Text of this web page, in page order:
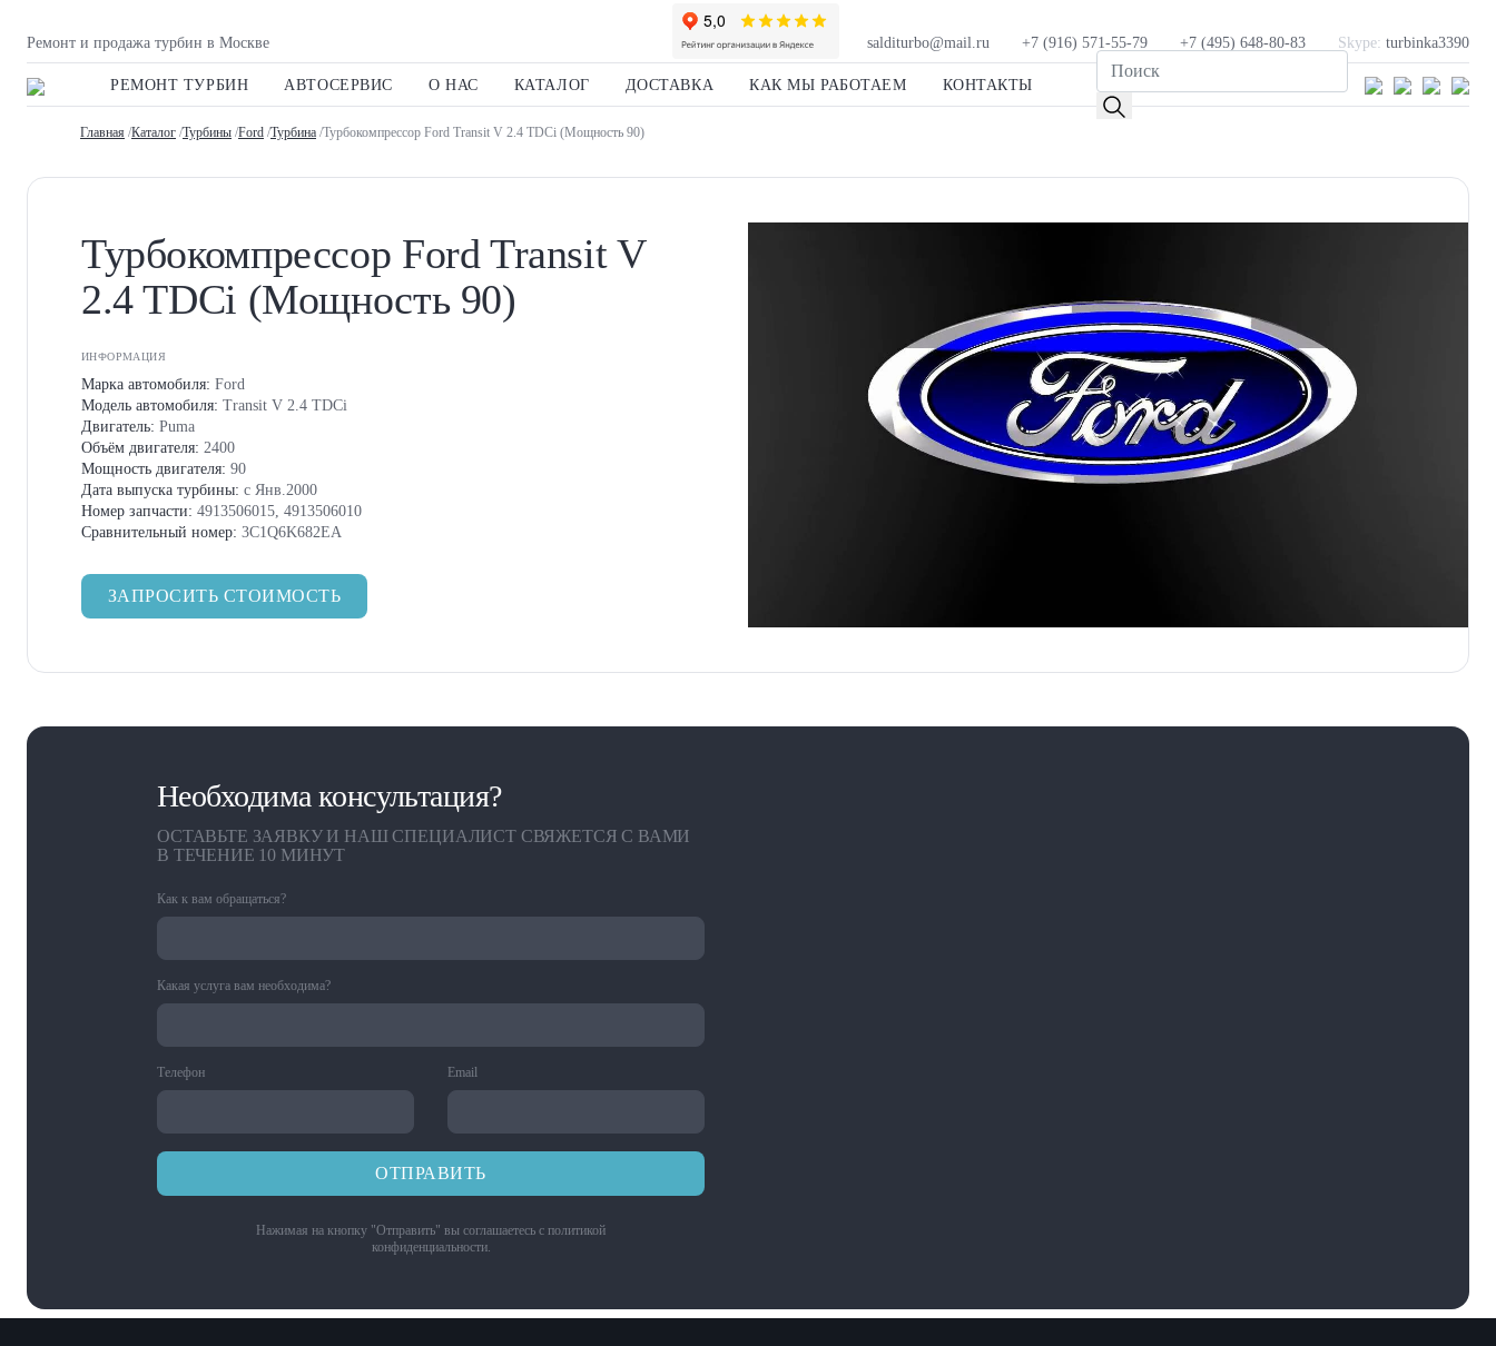
Ремонт и продажа турбин в Москве salditurbo@mail.ru +7 (916) 571-55-79 +7 (495) 648-80-83 Skype: turbinka3390
РЕМОНТ ТУРБИН АВТОСЕРВИС О НАС КАТАЛОГ ДОСТАВКА КАК МЫ РАБОТАЕМ КОНТАКТЫ
Главная /Каталог /Турбины /Ford /Турбина /Турбокомпрессор Ford Transit V 2.4 TDCi (Мощность 90)
Турбокомпрессор Ford Transit V
2.4 TDCi (Мощность 90)
ИНФОРМАЦИЯ
Марка автомобиля: Ford
Модель автомобиля: Transit V 2.4 TDCi
Двигатель: Puma
Объём двигателя: 2400
Мощность двигателя: 90
Дата выпуска турбины: с Янв.2000
Номер запчасти: 4913506015, 4913506010
Сравнительный номер: 3C1Q6K682EA
ЗАПРОСИТЬ СТОИМОСТЬ
Необходима консультация?
ОСТАВЬТЕ ЗАЯВКУ И НАШ СПЕЦИАЛИСТ СВЯЖЕТСЯ С ВАМИ
В ТЕЧЕНИЕ 10 МИНУТ
Как к вам обращаться?
Какая услуга вам необходима?
Телефон Email
ОТПРАВИТЬ
Нажимая на кнопку "Отправить" вы соглашаетесь с политикой
конфиденциальности.